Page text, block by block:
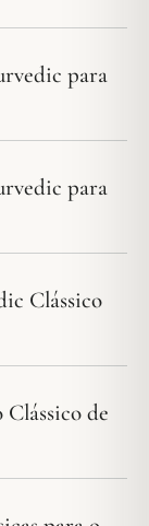
para
para
Clássico
de